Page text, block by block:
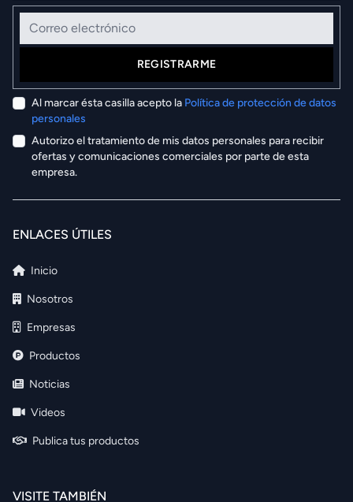
Correo electrónico
REGISTRARME
Al marcar ésta casilla acepto la Política de protección de datos
personales
Autorizo el tratamiento de mis datos personales para recibir
ofertas y comunicaciones comerciales por parte de esta
empresa.
ENLACES ÚTILES
Inicio
Nosotros
Empresas
Productos
Noticias
Videos
Publica tus productos
VISITE TAMBIÉN